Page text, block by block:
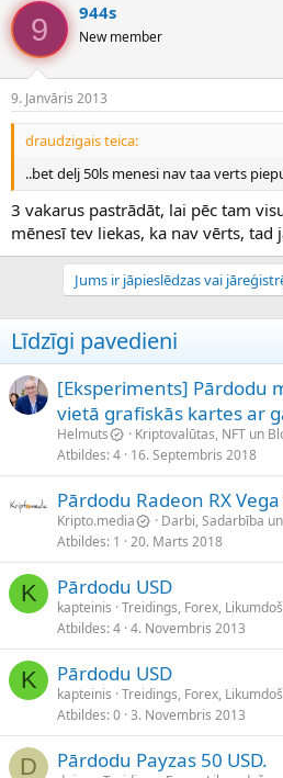
9 944s
New member
9. Janvāris 2013
draudzigais teica:
..bet delj 50ls menesi nav taa verts
3 vakarus pastrādāt, lai pēc tam
mēnesī tev liekas, ka nav vērts, tad
Jums ir jāpieslēdzas vai
Līdzīgi pavedieni
[Eksperiments] Pārdodu
vietā grafiskās kartes ar
Helmuts
Kriptovalūtas, NFT un
Atbildes 4 16. Septembris 2018
Pārdodu Radeon RX
Kripto.media
Darbi, Sadarbība
Atbildes 1 20. Marts 2018
K Pārdodu USD
kapteinis Treidings, Forex,
Atbildes 4 4. Novembris 2013
K Pārdodu USD
kapteinis Treidings, Forex,
Atbildes 0 3. Novembris 2013
D Pārdodu Payzas 50 USD.